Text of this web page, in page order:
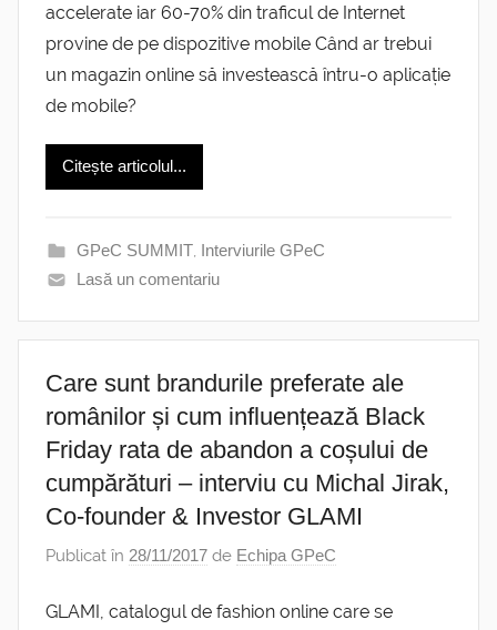
accelerate iar 60-70% din traficul de Internet
provine de pe dispozitive mobile Când ar trebui
un magazin online să investească întru-o aplicație
de mobile?
Citește articolul...
GPeC SUMMIT, Interviurile GPeC
Lasă un comentariu
Care sunt brandurile preferate ale
românilor și cum influențează Black
Friday rata de abandon a coșului de
cumpărături – interviu cu Michal Jirak,
Co-founder & Investor GLAMI
Publicat în 28/11/2017 de Echipa GPeC
GLAMI, catalogul de fashion online care se